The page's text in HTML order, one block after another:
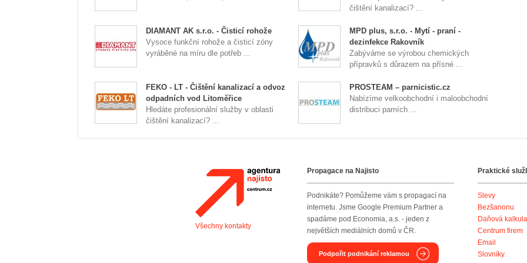
čištění kanalizací? ...
DIAMANT AK s.r.o. - Čisticí rohože
Vysoce funkční rohože a čisticí zóny
vyráběné na míru dle potřeb ...
MPD plus, s.r.o. - Mytí - praní -
dezinfekce Rakovník
Zabýváme se výrobou chemických
přípravků s důrazem na přísné ...
FEKO - LT - Čištění kanalizací a odvoz
odpadních vod Litoměřice
Hledáte profesionální služby v oblasti
čištění kanalizací? ...
PROSTEAM – parnicistic.cz
Nabízíme velkoobchodní i maloobchodní
distribuci parních ...
Agentura Najisto
Všechny kontakty
Propagace na Najisto
Podnikáte? Pomůžeme vám s propagací na
internetu. Jsme Google Premium Partner a
spadáme pod Economia, a.s. - jeden z
největších mediálních domů v ČR.
Podpořit podnikání reklamou
Praktické
Slevy
Bezšanonu
Daňová
Centrum firem
Email
Slovníky